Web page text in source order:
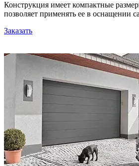
Конструкция имеет компактные
позволяет применять ее в оснащении
Заказать